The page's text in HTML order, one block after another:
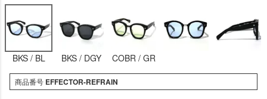
BKS / BL BKS / DGY COBR / GR
商品番号 EFFECTOR-REFRAIN